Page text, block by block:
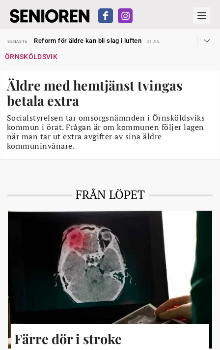
SENASTE
Reform för äldre kan bli slag i luften
31 JUL
SENASTE
Dom öppnar för rätt till garantipension
SENASTE
Liten höjning av garantipensionen
27 JUL
SENASTE
Sven Hagströmer sommarpratar
26 JUL
SENASTE
Reform för äldre kan bli slag i luften
ÖRNSKÖLDSVIK
Äldre med hemtjänst tvingas
betala extra
Socialstyrelsen tar omsorgsnämnden i Örnsköldsviks
kommun i örat. Frågan är om kommunen följer lagen
när man tar ut extra avgifter av sina äldre
kommuninvånare.
FRÅN LÖPET
Färre dör i stroke